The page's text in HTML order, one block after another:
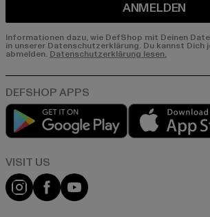
ANMELDEN
Informationen dazu, wie DefShop mit Deinen
in unserer Datenschutzerklärung. Du kannst
abmelden. Datenschutzerklärung lesen.
Play market
Visit our Instagram page:
Visit our Facebook page:
Visit our YouTube